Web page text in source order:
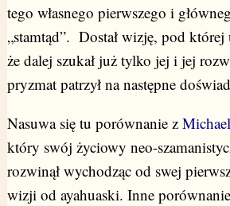
tego własnego pierwszego i
„stamtąd”. Dostał wizję, pod
że dalej szukał już tylko jej i jej
pryzmat patrzył na następne
Nasuwa się tu porównanie z
który swój życiowy neo-
rozwinął wychodząc od swej
wizji od ayahuaski. Inne